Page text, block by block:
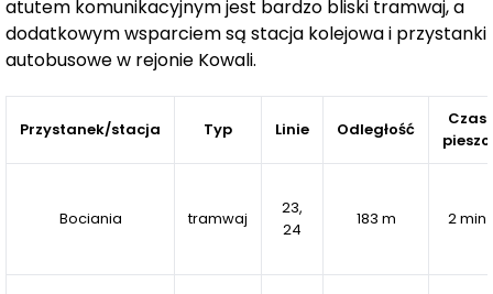
światła i przestrzeni a w nich rolety elektryczne.
Atutem naszej inwestycji jest również system SMART
HOME do sterowania oświetleniem, ogrzewaniem
podłogowym oraz umożliwi on również otwieranie
monitoring na osiedlu oraz drzwi podwyższonej
atutem komunikacyjnym jest bardzo bliski tramwaj, a
dodatkowym wsparciem są stacja kolejowa i przystanki
autobusowe w rejonie Kowali.
Przystanek/stacja Typ Linie Odległość
Czas
pieszo
Bociania tramwaj
23,
24
183 m 2 min